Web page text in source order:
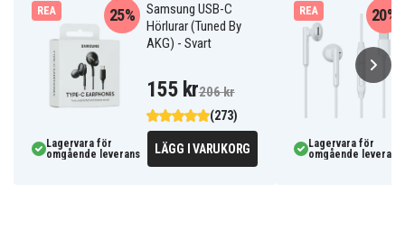
REA
Samsung USB-C
Hörlurar (Tuned By
AKG) - Svart
(273)
25%
155 kr206 kr
Lagervara för
omgående leverans
LÄGG I VARUKORG
REA 20%
Lagervara för
omgående leverans